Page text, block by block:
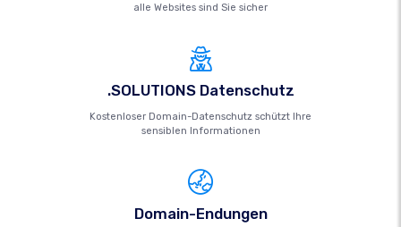
alle Websites sind Sie sicher
.SOLUTIONS Datenschutz
Kostenloser Domain-Datenschutz schützt Ihre
sensiblen Informationen
Domain-Endungen